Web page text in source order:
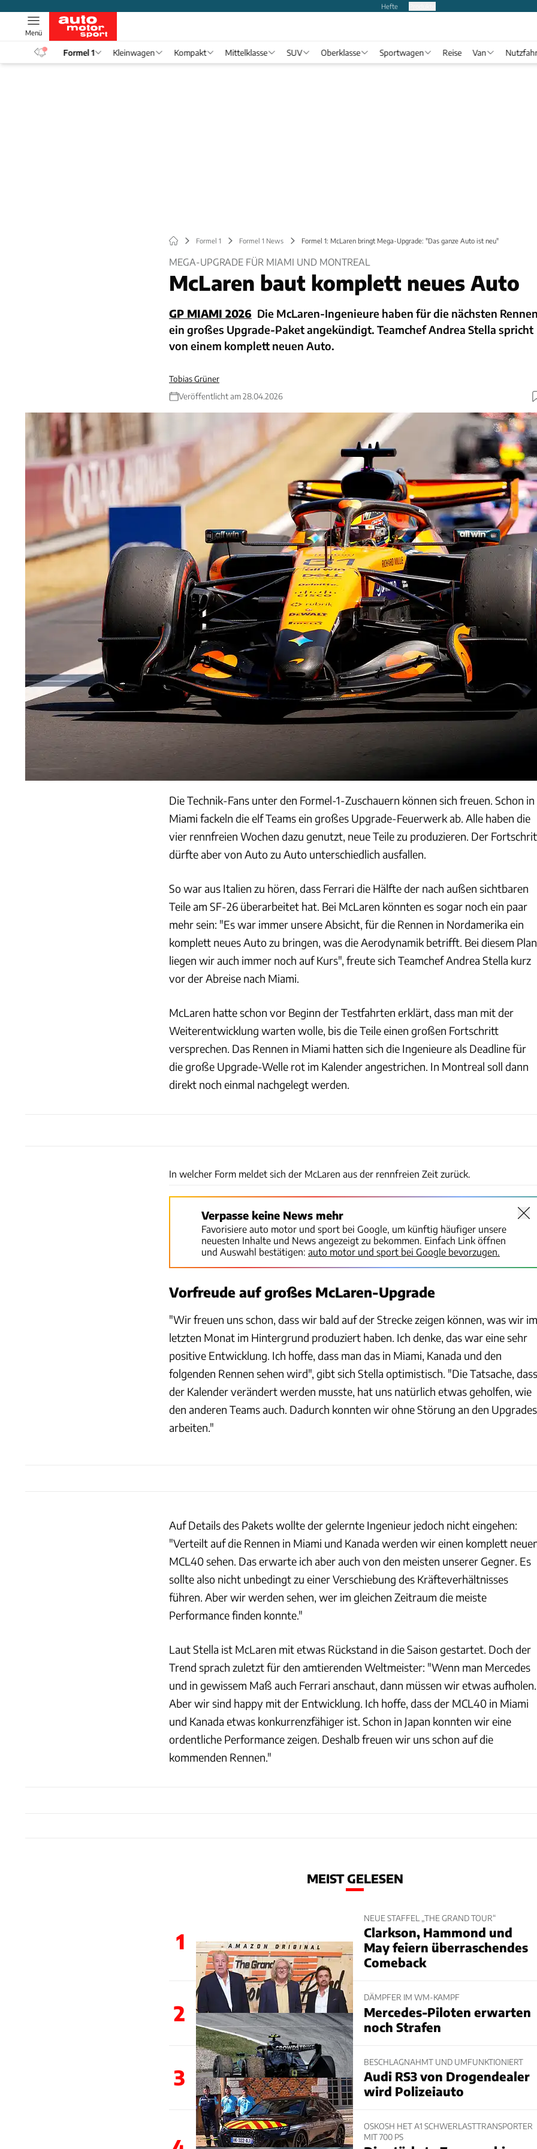
Hefte
Menü
Formel 1 Kleinwagen Kompakt Mittelklasse SUV Oberklasse Sportwagen Reise Van
Formel 1 Formel 1 News Formel 1: McLaren bringt Mega-Upgrade: "Das ganze Auto ist neu"
MEGA-UPGRADE FÜR MIAMI UND MONTREAL
McLaren baut komplett neues Auto
GP MIAMI 2026 Die McLaren-Ingenieure haben für die nächsten
ein großes Upgrade-Paket angekündigt. Teamchef Andrea Stella spricht
von einem komplett neuen Auto.
Tobias Grüner
Veröffentlicht am 28.04.2026
Die Technik-Fans unter den Formel-1-Zuschauern können sich freuen. Schon in
Miami fackeln die elf Teams ein großes Upgrade-Feuerwerk ab. Alle haben die
vier rennfreien Wochen dazu genutzt, neue Teile zu produzieren. Der
dürfte aber von Auto zu Auto unterschiedlich ausfallen.
So war aus Italien zu hören, dass Ferrari die Hälfte der nach außen sichtbaren
Teile am SF-26 überarbeitet hat. Bei McLaren könnten es sogar noch ein paar
mehr sein: "Es war immer unsere Absicht, für die Rennen in Nordamerika ein
komplett neues Auto zu bringen, was die Aerodynamik betrifft. Bei diesem Plan
liegen wir auch immer noch auf Kurs", freute sich Teamchef Andrea Stella kurz
vor der Abreise nach Miami.
McLaren hatte schon vor Beginn der Testfahrten erklärt, dass man mit der
Weiterentwicklung warten wolle, bis die Teile einen großen Fortschritt
versprechen. Das Rennen in Miami hatten sich die Ingenieure als Deadline für
die große Upgrade-Welle rot im Kalender angestrichen. In Montreal soll dann
direkt noch einmal nachgelegt werden.
In welcher Form meldet sich der McLaren aus der rennfreien Zeit zurück.
Verpasse keine News mehr
Favorisiere auto motor und sport bei Google, um künftig häufiger unsere
neuesten Inhalte und News angezeigt zu bekommen. Einfach Link öffnen
und Auswahl bestätigen: auto motor und sport bei Google bevorzugen.
Vorfreude auf großes McLaren-Upgrade
"Wir freuen uns schon, dass wir bald auf der Strecke zeigen können, was wir im
letzten Monat im Hintergrund produziert haben. Ich denke, das war eine sehr
positive Entwicklung. Ich hoffe, dass man das in Miami, Kanada und den
folgenden Rennen sehen wird", gibt sich Stella optimistisch. "Die Tatsache, dass
der Kalender verändert werden musste, hat uns natürlich etwas geholfen, wie
den anderen Teams auch. Dadurch konnten wir ohne Störung an den Upgrades
arbeiten."
Auf Details des Pakets wollte der gelernte Ingenieur jedoch nicht eingehen:
"Verteilt auf die Rennen in Miami und Kanada werden wir einen komplett
MCL40 sehen. Das erwarte ich aber auch von den meisten unserer Gegner. Es
sollte also nicht unbedingt zu einer Verschiebung des Kräfteverhältnisses
führen. Aber wir werden sehen, wer im gleichen Zeitraum die meiste
Performance finden konnte."
Laut Stella ist McLaren mit etwas Rückstand in die Saison gestartet. Doch der
Trend sprach zuletzt für den amtierenden Weltmeister: "Wenn man Mercedes
und in gewissem Maß auch Ferrari anschaut, dann müssen wir etwas aufholen.
Aber wir sind happy mit der Entwicklung. Ich hoffe, dass der MCL40 in Miami
und Kanada etwas konkurrenzfähiger ist. Schon in Japan konnten wir eine
ordentliche Performance zeigen. Deshalb freuen wir uns schon auf die
kommenden Rennen."
MEIST GELESEN
1
NEUE STAFFEL „THE GRAND TOUR“
Clarkson, Hammond und
May feiern überraschendes
Comeback
2
DÄMPFER IM WM-KAMPF
Mercedes-Piloten erwarten
noch Strafen
3
BESCHLAGNAHMT UND UMFUNKTIONIERT
Audi RS3 von Drogendealer
wird Polizeiauto
OSKOSH HET A1 SCHWERLASTTRANSPORTER
MIT 700 PS